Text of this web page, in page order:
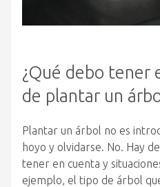
¿Qué debo tener
de plantar un
Plantar un árbol no es
hoyo y olvidarse. No. Hay
tener en cuenta y
ejemplo, el tipo de árbol